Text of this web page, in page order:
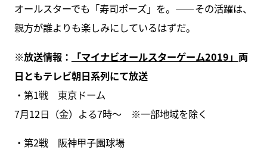
オールスターでも「寿司ポーズ」を。――その活躍は、
親方が誰よりも楽しみにしているはずだ。
※放送情報： 「マイナビオールスターゲーム2019」 両
日ともテレビ朝日系列にて放送
・第1戦 東京ドーム
7月12日（金）よる7時〜 ※一部地域を除く
・第2戦 阪神甲子園球場